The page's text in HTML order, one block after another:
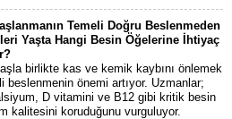
Temeli Doğru Beslenmeden
Yaşta Hangi Besin Öğelerine İhtiyaç
birlikte kas ve kemik kaybını önlemek
beslenmenin önemi artıyor. Uzmanlar;
D vitamini ve B12 gibi kritik besin
kalitesini koruduğunu vurguluyor.